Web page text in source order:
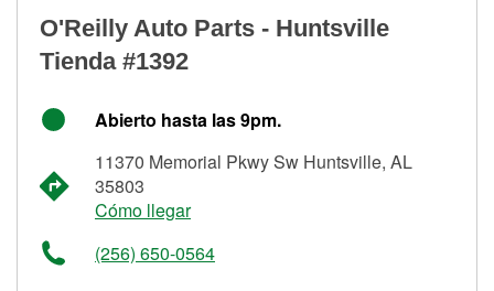
O'Reilly Auto Parts - Huntsville
Tienda #1392
Abierto hasta las 9pm.
11370 Memorial Pkwy Sw Huntsville, AL
35803
Cómo llegar
(256) 650-0564